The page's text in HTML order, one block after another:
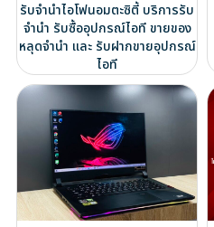
รับจำนำไอโฟนอมตะซิตี้ บริการรับ
จำนำ รับซื้ออุปกรณ์ไอที ขายของ
หลุดจำนำ และ รับฝากขายอุปกรณ์
ไอที